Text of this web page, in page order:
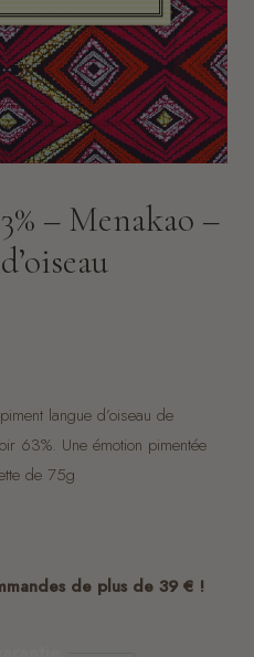
– Menakao –
langue d’oiseau de
63%. Une émotion pimentée
de 75g
de plus de 39 € !